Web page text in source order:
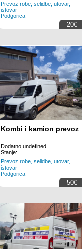
Prevoz robe, selidbe, utovar,
istovar
Podgorica
20€
Kombi i kamion prevoz
Dodatno undefined
Stanje:
Prevoz robe, selidbe, utovar,
istovar
Podgorica
50€